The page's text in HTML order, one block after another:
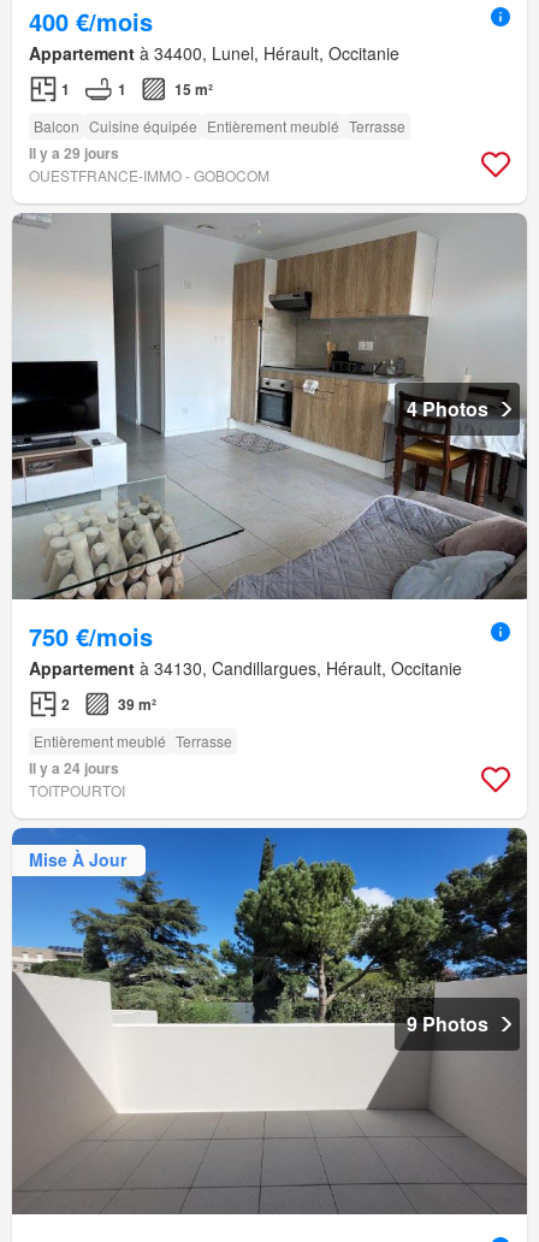
400 €/mois
Appartement à 34400, Lunel, Hérault, Occitanie
1 1 15 m²
Balcon Cuisine équipée Entièrement meublé Terrasse
Il y a 29 jours
OUESTFRANCE-IMMO - GOBOCOM
4 Photos
750 €/mois
Appartement à 34130, Candillargues, Hérault, Occitanie
2 39 m²
Entièrement meublé Terrasse
Il y a 24 jours
TOITPOURTOI
Mise À Jour
9 Photos